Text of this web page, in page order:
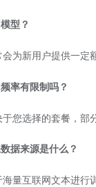
型？
为新用户提供一定
率有限制吗？
于您选择的套餐，
据来源是什么？
量互联网文本进行